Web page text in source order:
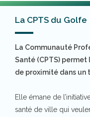
La CPTS du Golfe
La Communauté
Santé (CPTS)
de proximité dans un
Elle émane de
santé de ville qui